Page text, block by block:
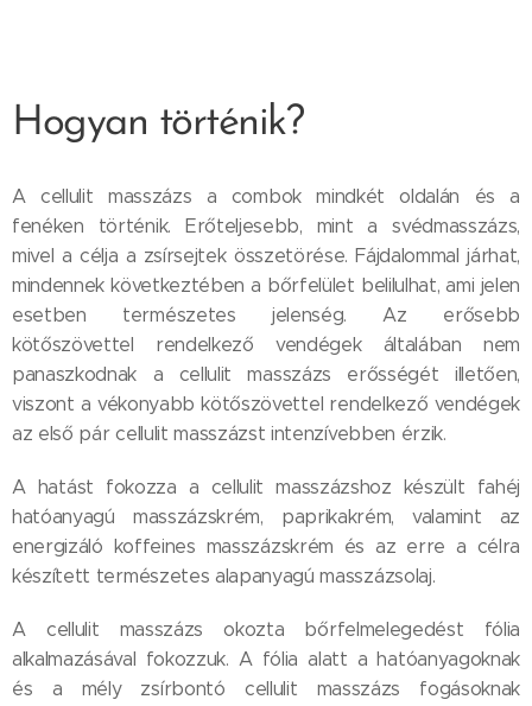
Hogyan történik?
A cellulit masszázs a combok mindkét oldalán és a
fenéken történik. Erőteljesebb, mint a svédmasszázs,
mivel a célja a zsírsejtek összetörése. Fájdalommal járhat,
mindennek következtében a bőrfelület belilulhat, ami jelen
esetben természetes jelenség. Az erősebb
kötőszövettel rendelkező vendégek általában nem
panaszkodnak a cellulit masszázs erősségét illetően,
viszont a vékonyabb kötőszövettel rendelkező vendégek
az első pár cellulit masszázst intenzívebben érzik.
A hatást fokozza a cellulit masszázshoz készült fahéj
hatóanyagú masszázskrém, paprikakrém, valamint az
energizáló koffeines masszázskrém és az erre a célra
készített természetes alapanyagú masszázsolaj.
A cellulit masszázs okozta bőrfelmelegedést fólia
alkalmazásával fokozzuk. A fólia alatt a hatóanyagoknak
és a mély zsírbontó cellulit masszázs fogásoknak